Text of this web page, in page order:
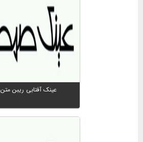
عینک آفتابی ریبن متن